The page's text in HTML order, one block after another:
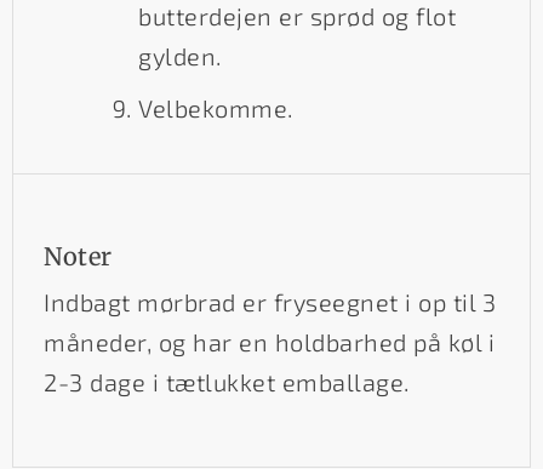
butterdejen er sprød og flot
gylden.
Velbekomme.
Noter
Indbagt mørbrad er fryseegnet i op til 3
måneder, og har en holdbarhed på køl i
2-3 dage i tætlukket emballage.